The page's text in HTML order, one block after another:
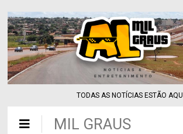
TODAS AS NOTÍCIAS ESTÃO AQUI
MIL GRAUS